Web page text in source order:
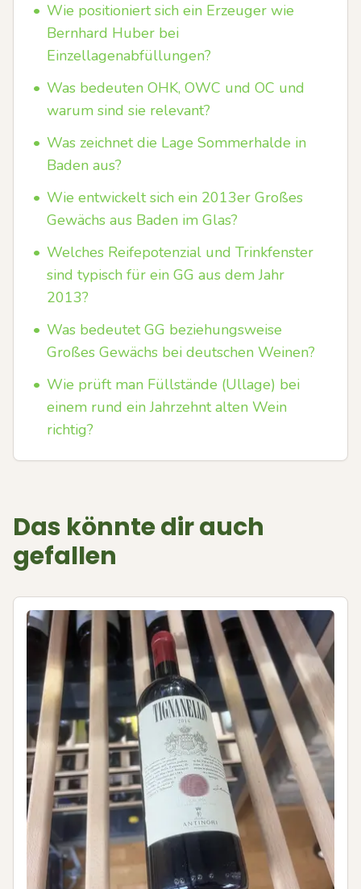
• Wie positioniert sich ein Erzeuger wie
Bernhard Huber bei
Einzellagenabfüllungen?
• Was bedeuten OHK, OWC und OC und
warum sind sie relevant?
• Was zeichnet die Lage Sommerhalde in
Baden aus?
• Wie entwickelt sich ein 2013er Großes
Gewächs aus Baden im Glas?
• Welches Reifepotenzial und Trinkfenster
sind typisch für ein GG aus dem Jahr
2013?
• Was bedeutet GG beziehungsweise
Großes Gewächs bei deutschen Weinen?
• Wie prüft man Füllstände (Ullage) bei
einem rund ein Jahrzehnt alten Wein
richtig?
Das könnte dir auch
gefallen